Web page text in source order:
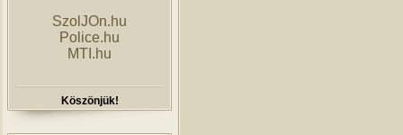
SzolJOn.hu
Police.hu
MTI.hu
Köszönjük!